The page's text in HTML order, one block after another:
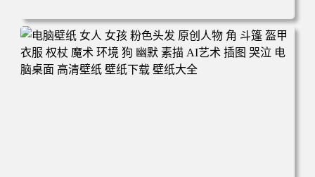
电脑壁纸 奇幻 女孩 眼罩 英雄联盟 电脑桌面 高清壁纸 壁纸
下载 壁纸大全